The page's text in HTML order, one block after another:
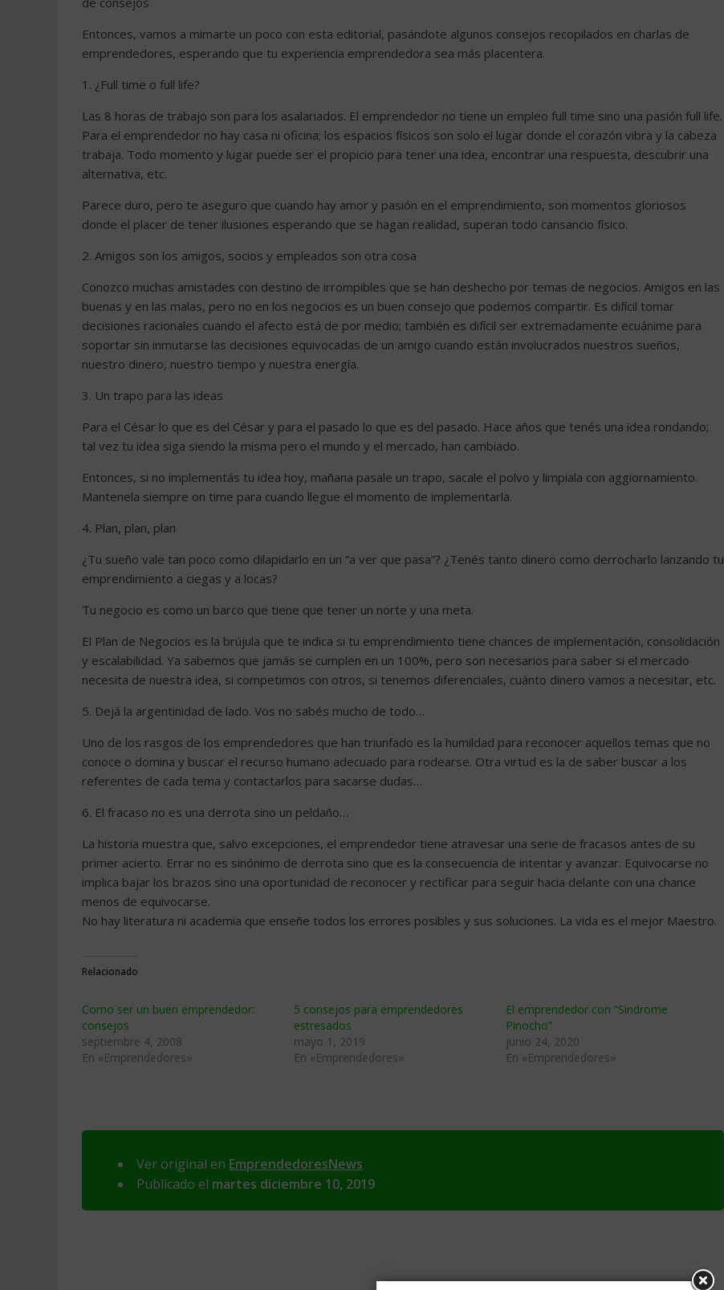
Entonces, vamos a mimarte un poco con esta editorial, pasándote algunos consejos recopilados en charlas de
emprendedores, esperando que tu experiencia emprendedora sea más placentera.
1. ¿Full time o full life?
Las 8 horas de trabajo son para los asalariados. El emprendedor no tiene un empleo full time sino una pasión full life.
Para el emprendedor no hay casa ni oficina; los espacios físicos son solo el lugar donde el corazón vibra y la cabeza
trabaja. Todo momento y lugar puede ser el propicio para tener una idea, encontrar una respuesta, descubrir una
alternativa, etc.
Parece duro, pero te aseguro que cuando hay amor y pasión en el emprendimiento, son momentos gloriosos
donde el placer de tener ilusiones esperando que se hagan realidad, superan todo cansancio físico.
2. Amigos son los amigos, socios y empleados son otra cosa
Conozco muchas amistades con destino de irrompibles que se han deshecho por temas de negocios. Amigos en las
buenas y en las malas, pero no en los negocios es un buen consejo que podemos compartir. Es difícil tomar
decisiones racionales cuando el afecto está de por medio; también es difícil ser extremadamente ecuánime para
soportar sin inmutarse las decisiones equivocadas de un amigo cuando están involucrados nuestros sueños,
nuestro dinero, nuestro tiempo y nuestra energía.
3. Un trapo para las ideas
Para el César lo que es del César y para el pasado lo que es del pasado. Hace años que tenés una idea rondando;
tal vez tu idea siga siendo la misma pero el mundo y el mercado, han cambiado.
Entonces, si no implementás tu idea hoy, mañana pasale un trapo, sacale el polvo y limpiala con aggiornamiento.
Mantenela siempre on time para cuando llegue el momento de implementarla.
4. Plan, plan, plan
¿Tu sueño vale tan poco como dilapidarlo en un “a ver que pasa”? ¿Tenés tanto dinero como derrocharlo lanzando tu
emprendimiento a ciegas y a locas?
Tu negocio es como un barco que tiene que tener un norte y una meta.
El Plan de Negocios es la brújula que te indica si tu emprendimiento tiene chances de implementación, consolidación
y escalabilidad. Ya sabemos que jamás se cumplen en un 100%, pero son necesarios para saber si el mercado
necesita de nuestra idea, si competimos con otros, si tenemos diferenciales, cuánto dinero vamos a necesitar, etc.
5. Dejá la argentinidad de lado. Vos no sabés mucho de todo…
Uno de los rasgos de los emprendedores que han triunfado es la humildad para reconocer aquellos temas que no
conoce o domina y buscar el recurso humano adecuado para rodearse. Otra virtud es la de saber buscar a los
referentes de cada tema y contactarlos para sacarse dudas…
6. El fracaso no es una derrota sino un peldaño…
La historia muestra que, salvo excepciones, el emprendedor tiene atravesar una serie de fracasos antes de su
primer acierto. Errar no es sinónimo de derrota sino que es la consecuencia de intentar y avanzar. Equivocarse no
implica bajar los brazos sino una oportunidad de reconocer y rectificar para seguir hacia delante con una chance
menos de equivocarse.
No hay literatura ni academia que enseñe todos los errores posibles y sus soluciones. La vida es el mejor Maestro.
Relacionado
Como ser un buen emprendedor:
consejos
septiembre 4, 2008
En «Emprendedores»
5 consejos para emprendedores
estresados
mayo 1, 2019
En «Emprendedores»
El emprendedor con “Sindrome
Pinocho”
junio 24, 2020
En «Emprendedores»
Ver original en EmprendedoresNews
Publicado el martes diciembre 10, 2019